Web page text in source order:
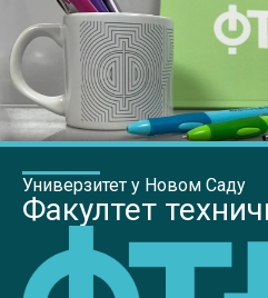
Универзитет у Новом Саду
Факултет